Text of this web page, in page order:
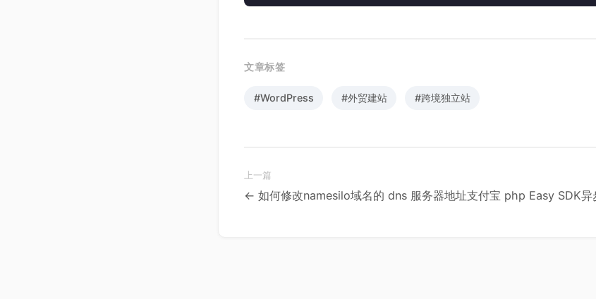
#WordPress #外贸建站 #跨境独立站
← 如何修改namesilo域名的 dns 服务器地址支付宝 php Easy SDK异